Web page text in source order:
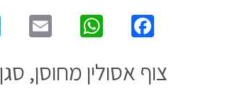
Facebook
WhatsApp
צוף אסולין מחוסן,